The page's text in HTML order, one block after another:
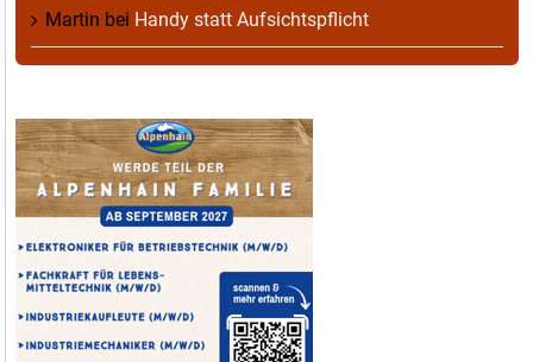
Martin bei Handy statt Aufsichtspflicht